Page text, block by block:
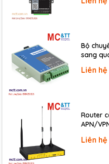
Operating Temperature
Storage Temperature
Download
Data sheet
Documents
Ordering information
PEX-
CAN200i-
D CR
2-port Isolated
Card with 9-pin
Bộ
sang
20KM)
Liên hệ
Router
APN/
Liên hệ